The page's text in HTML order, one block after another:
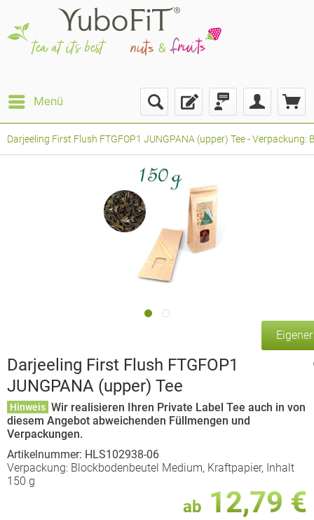
Menü
Darjeeling First Flush FTGFOP1 JUNGPANA (upper) Tee -
Darjeeling First Flush FTGFOP1
JUNGPANA (upper) Tee
Hinweis Wir realisieren Ihren Private Label Tee auch in von
diesem Angebot abweichenden Füllmengen und
Verpackungen.
Artikelnummer: HLS102938-06
Verpackung: Blockbodenbeutel Medium, Kraftpapier, Inhalt
150 g
ab 12,79 €